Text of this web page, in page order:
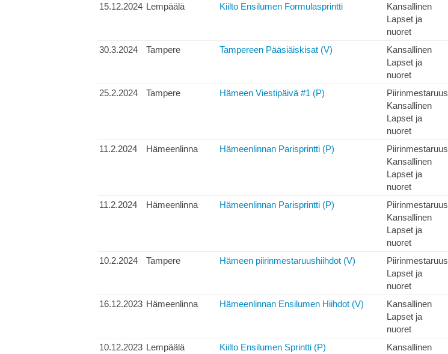
15.12.2024 Lempäälä Kiilto Ensilumen Formulasprintti
Kansallinen
Lapset ja
nuoret
30.3.2024 Tampere Tampereen Pääsiäiskisat (V)
Kansallinen
Lapset ja
nuoret
25.2.2024 Tampere Hämeen Viestipäivä #1 (P)
Piirinmestaruus
Kansallinen
Lapset ja
nuoret
11.2.2024 Hämeenlinna Hämeenlinnan Parisprintti (P)
Piirinmestaruus
Kansallinen
Lapset ja
nuoret
11.2.2024 Hämeenlinna Hämeenlinnan Parisprintti (P)
Piirinmestaruus
Kansallinen
Lapset ja
nuoret
10.2.2024 Tampere Hämeen piirinmestaruushiihdot (V)
Piirinmestaruus
Lapset ja
nuoret
16.12.2023 Hämeenlinna Hämeenlinnan Ensilumen Hiihdot (V)
Kansallinen
Lapset ja
nuoret
10.12.2023 Lempäälä Kiilto Ensilumen Sprintti (P)
Kansallinen